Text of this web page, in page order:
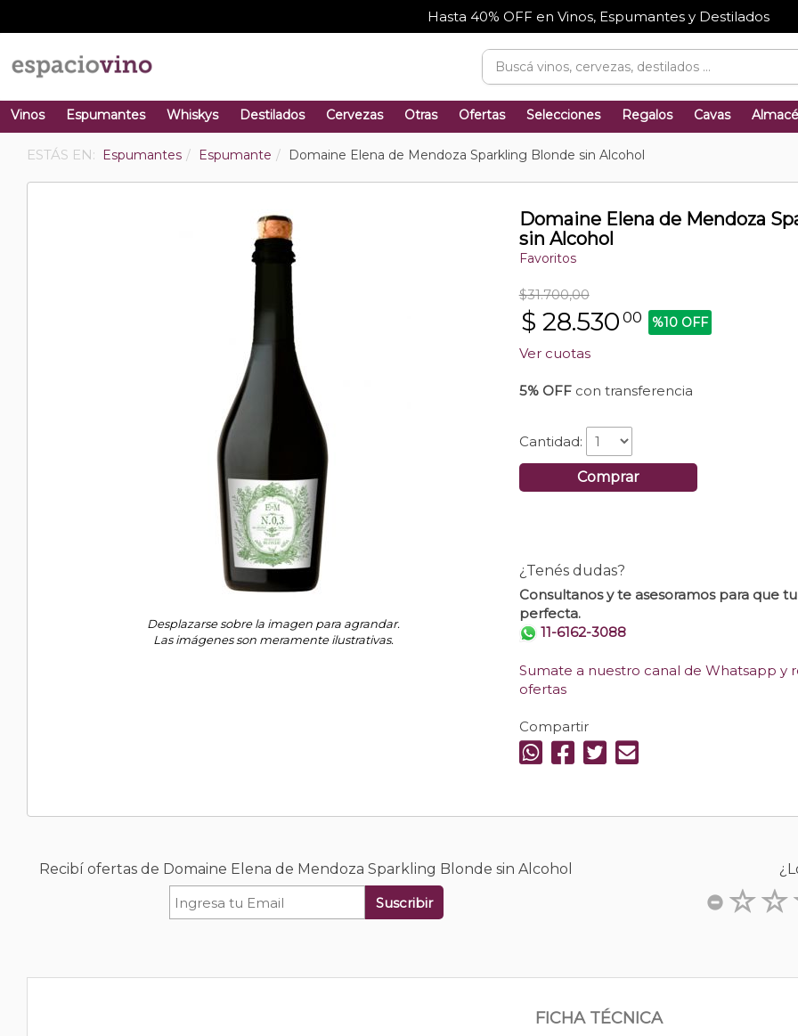
Hasta 40% OFF en Vinos, Espumantes y Destilados
Vinos Espumantes Whiskys Destilados Cervezas Otras Ofertas Selecciones Regalos Cavas
ESTÁS EN: Espumantes Espumante Domaine Elena de Mendoza Sparkling Blonde sin Alcohol
Desplazarse sobre la imagen para agrandar.
Las imágenes son meramente ilustrativas.
Domaine Elena de Mendoza
sin Alcohol
Favoritos
$31.700,00
$ 28.530 00 %10 OFF
Ver cuotas
5% OFFcon transferencia
Cantidad:
Comprar
¿Tenés dudas?
Consultanos y te asesoramos para que
perfecta.
11-6162-3088
Sumate a nuestro canal de Whatsapp y
ofertas
Compartir
Recibí ofertas de Domaine Elena de Mendoza Sparkling Blonde sin Alcohol
Suscribir
FICHA TÉCNICA